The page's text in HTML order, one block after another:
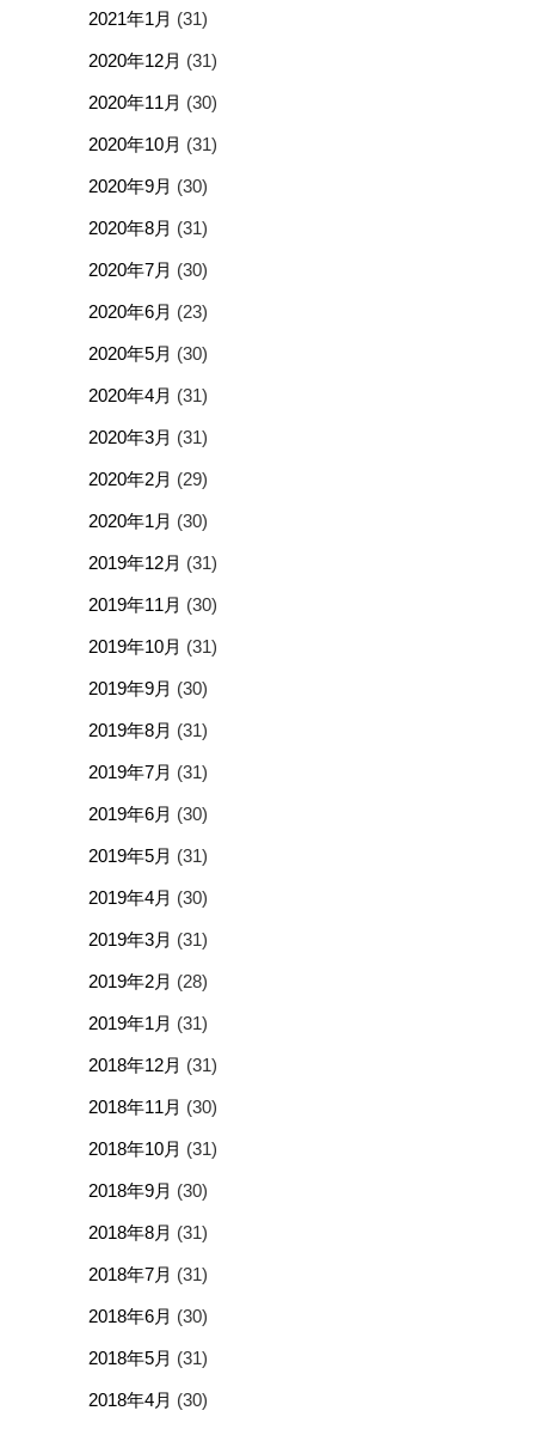
2021年1月 (31)
2020年12月 (31)
2020年11月 (30)
2020年10月 (31)
2020年9月 (30)
2020年8月 (31)
2020年7月 (30)
2020年6月 (23)
2020年5月 (30)
2020年4月 (31)
2020年3月 (31)
2020年2月 (29)
2020年1月 (30)
2019年12月 (31)
2019年11月 (30)
2019年10月 (31)
2019年9月 (30)
2019年8月 (31)
2019年7月 (31)
2019年6月 (30)
2019年5月 (31)
2019年4月 (30)
2019年3月 (31)
2019年2月 (28)
2019年1月 (31)
2018年12月 (31)
2018年11月 (30)
2018年10月 (31)
2018年9月 (30)
2018年8月 (31)
2018年7月 (31)
2018年6月 (30)
2018年5月 (31)
2018年4月 (30)